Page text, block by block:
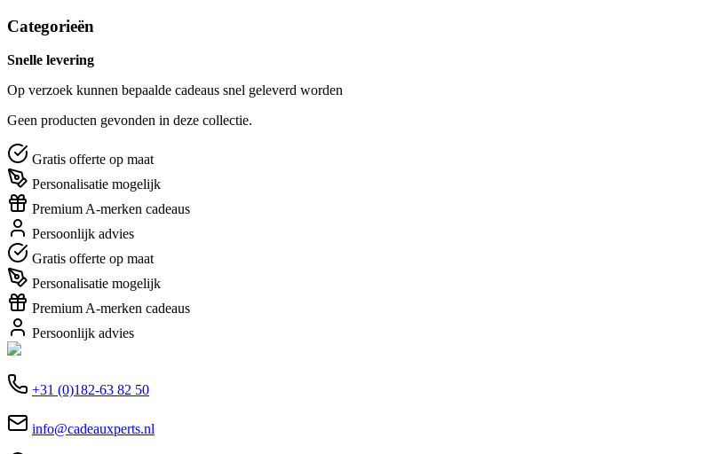
Categorieën
Snelle levering
Op verzoek kunnen bepaalde cadeaus snel geleverd worden
Geen producten gevonden in deze collectie.
Gratis offerte op maat
Personalisatie mogelijk
Premium A-merken cadeaus
Persoonlijk advies
Gratis offerte op maat
Personalisatie mogelijk
Premium A-merken cadeaus
Persoonlijk advies
+31 (0)182-63 82 50
info@cadeauxperts.nl